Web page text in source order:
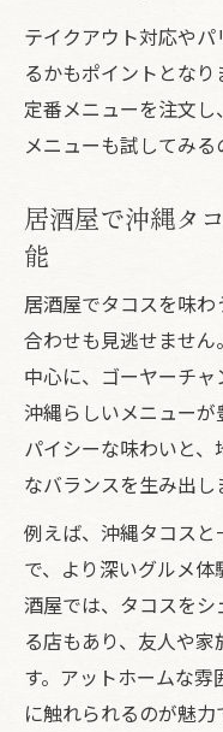
テイクアウト対応や
るかもポイントとな
定番メニューを注文
メニューも試してみる
居酒屋で沖縄タ
能
居酒屋でタコスを味
合わせも見逃せませ
中心に、ゴーヤーチ
沖縄らしいメニュー
パイシーな味わいと
なバランスを生み出し
例えば、沖縄タコス
で、より深いグルメ
酒屋では、タコスを
る店もあり、友人や
す。アットホームな
に触れられるのが魅力